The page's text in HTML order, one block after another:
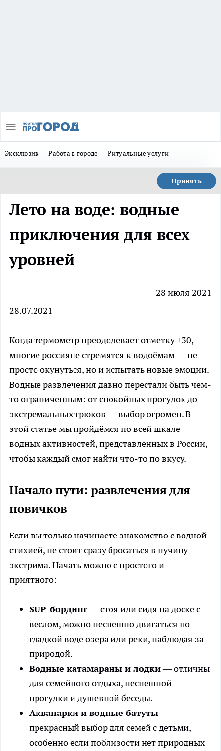
Эксклюзив Работа в городе Ритуальные услуги
Принять
Лето на воде: водные
приключения для всех
уровней
28 июля 2021
28.07.2021
Когда термометр преодолевает отметку +30,
многие россияне стремятся к водоёмам — не
просто окунуться, но и испытать новые эмоции.
Водные развлечения давно перестали быть чем-
то ограниченным: от спокойных прогулок до
экстремальных трюков — выбор огромен. В
этой статье мы пройдёмся по всей шкале
водных активностей, представленных в России,
чтобы каждый смог найти что-то по вкусу.
Начало пути: развлечения для
новичков
Если вы только начинаете знакомство с водной
стихией, не стоит сразу бросаться в пучину
экстрима. Начать можно с простого и
приятного:
SUP-бординг— стоя или сидя на доске с
веслом, можно неспешно двигаться по
гладкой воде озера или реки, наблюдая за
природой.
Водные катамараны и лодки— отличны
для семейного отдыха, неспешной
прогулки и душевной беседы.
Аквапарки и водные батуты—
прекрасный выбор для семей с детьми,
особенно если поблизости нет природных